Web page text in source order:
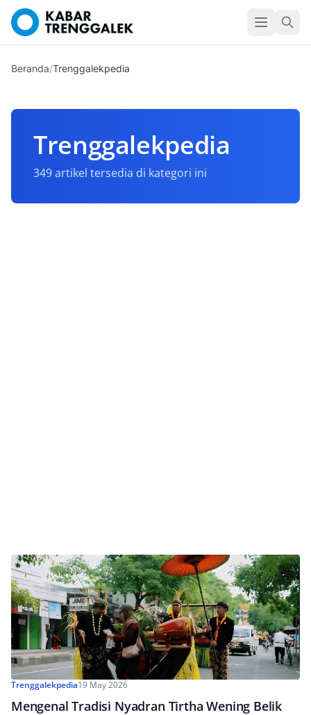
Beranda/Trenggalekpedia
Trenggalekpedia
349 artikel tersedia di kategori ini
Trenggalekpedia19 May 2026
Mengenal Tradisi Nyadran Tirtha Wening Belik